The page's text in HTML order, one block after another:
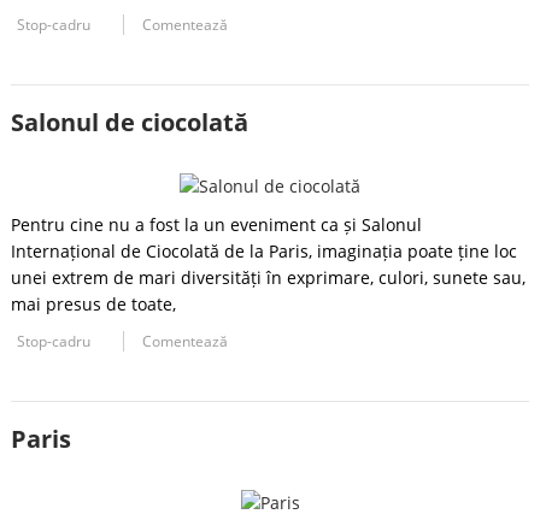
Stop-cadru Comentează
Salonul de ciocolată
Pentru cine nu a fost la un eveniment ca și Salonul
Internațional de Ciocolată de la Paris, imaginația poate ține loc
unei extrem de mari diversități în exprimare, culori, sunete sau,
mai presus de toate,
Stop-cadru Comentează
Paris